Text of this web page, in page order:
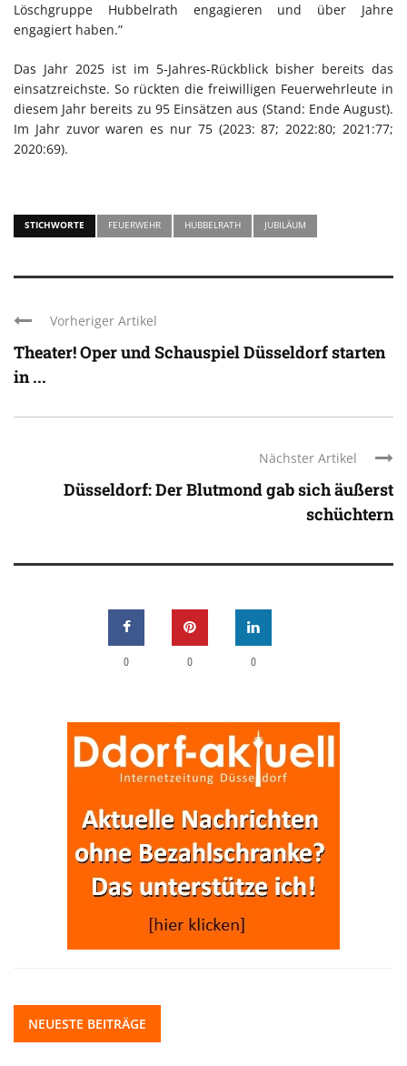
Löschgruppe Hubbelrath engagieren und über Jahre
engagiert haben.”
Das Jahr 2025 ist im 5-Jahres-Rückblick bisher bereits das
einsatzreichste. So rückten die freiwilligen Feuerwehrleute in
diesem Jahr bereits zu 95 Einsätzen aus (Stand: Ende August).
Im Jahr zuvor waren es nur 75 (2023: 87; 2022:80; 2021:77;
2020:69).
STICHWORTE FEUERWEHR HUBBELRATH JUBILÄUM
Vorheriger Artikel
Theater! Oper und Schauspiel Düsseldorf starten
in ...
Nächster Artikel
Düsseldorf: Der Blutmond gab sich äußerst
schüchtern
0 0 0
NEUESTE BEITRÄGE